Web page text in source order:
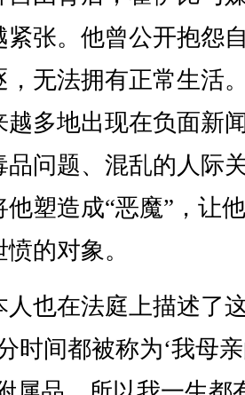
紧张。他曾公开抱怨
，无法拥有正常生活
越多地出现在负面新
品问题、混乱的人际
塑造成“恶魔”，让
的对象。
也在法庭上描述了
时间都被称为‘我母